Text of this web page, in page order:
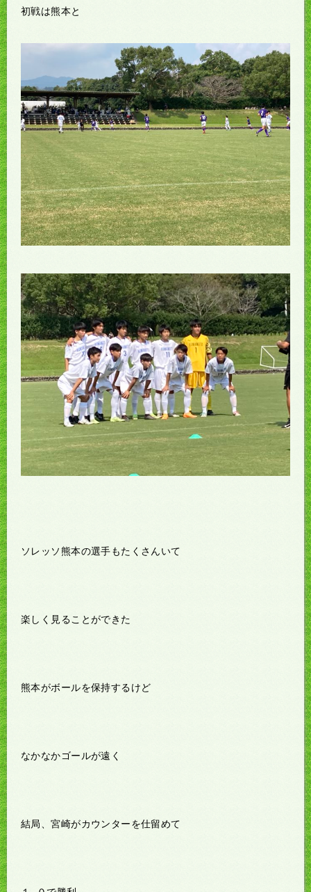
初戦は熊本と
ソレッソ熊本の選手もたくさんいて
楽しく見ることができた
熊本がボールを保持するけど
なかなかゴールが遠く
結局、宮崎がカウンターを仕留めて